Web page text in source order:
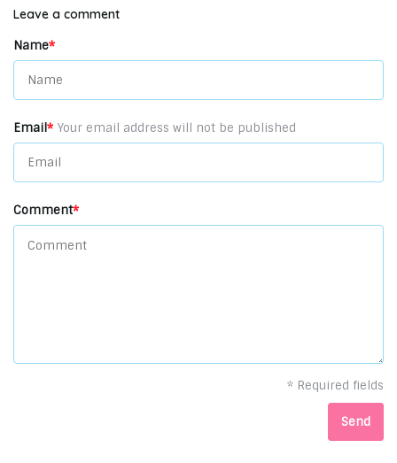
Leave a comment
Name*
Email * Your email address will not be published
Comment*
* Required fields
Send